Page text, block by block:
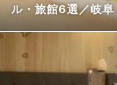
ル・旅館6選／岐阜